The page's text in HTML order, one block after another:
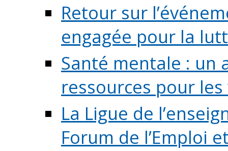
Retour sur
engagée pour la
Santé mentale : un
ressources pour
La Ligue de
Forum de l’Emploi